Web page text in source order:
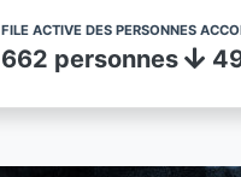
FILE ACTIVE DES PERSONNES
662 personnes